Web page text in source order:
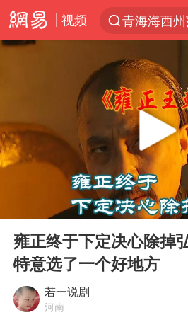
视频
我国编制
台风白海豚
看守所辅警
台风白海豚
吉林一“温
24小时不
Play
雍正终于下定决心除掉
特意选了一个好地方
若一说剧
河南